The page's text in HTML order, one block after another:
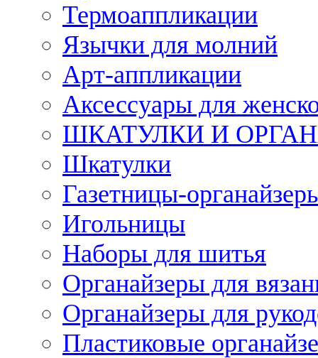
Термоаппликации
Язычки для молний
Арт-аппликации
Аксессуары для
ШКАТУЛКИ И
Шкатулки
Газетницы-
Игольницы
Наборы для шитья
Органайзеры для
Органайзеры для
Пластиковые